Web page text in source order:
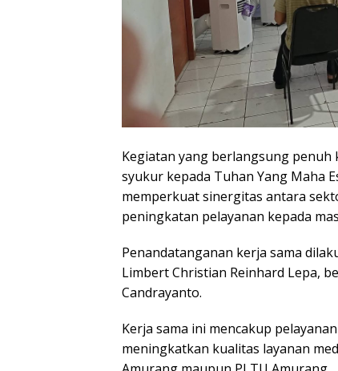
Kegiatan yang berlangsung
syukur kepada Tuhan Yang Maha
memperkuat sinergitas antara
peningkatan pelayanan kepada
Penandatanganan kerja sama
Limbert Christian Reinhard Lepa,
Candrayanto.
Kerja sama ini mencakup
meningkatkan kualitas layanan